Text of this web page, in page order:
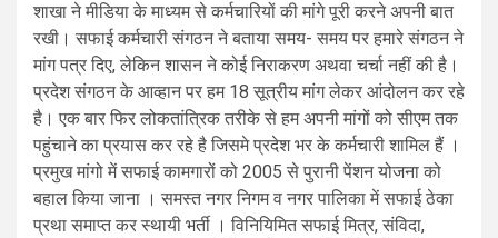
शाखा ने मीडिया के माध्यम से कर्मचारियों की मांगे पूरी करने अपनी बात
रखी। सफाई कर्मचारी संगठन ने बताया समय- समय पर हमारे संगठन ने
मांग पत्र दिए, लेकिन शासन ने कोई निराकरण अथवा चर्चा नहीं की है।
प्रदेश संगठन के आव्हान पर हम 18 सूत्रीय मांग लेकर आंदोलन कर रहे
है। एक बार फिर लोकतांत्रिक तरीके से हम अपनी मांगों को सीएम तक
पहुंचाने का प्रयास कर रहे है जिसमे प्रदेश भर के कर्मचारी शामिल हैं ।
प्रमुख मांगो में सफाई कामगारों को 2005 से पुरानी पेंशन योजना को
बहाल किया जाना । समस्त नगर निगम व नगर पालिका में सफाई ठेका
प्रथा समाप्त कर स्थायी भर्ती । विनियिमित सफाई मित्र, संविदा,